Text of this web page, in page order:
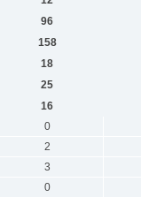
96
158
18
25
16
0
2
3
0